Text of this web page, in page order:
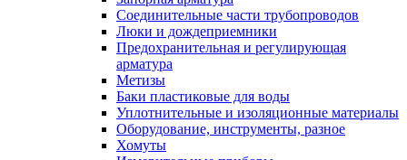
Соединительные части трубопроводов
Люки и дождеприемники
Предохранительная и регулирующая
арматура
Метизы
Баки пластиковые для воды
Уплотнительные и изоляционные материалы
Оборудование, инструменты, разное
Хомуты